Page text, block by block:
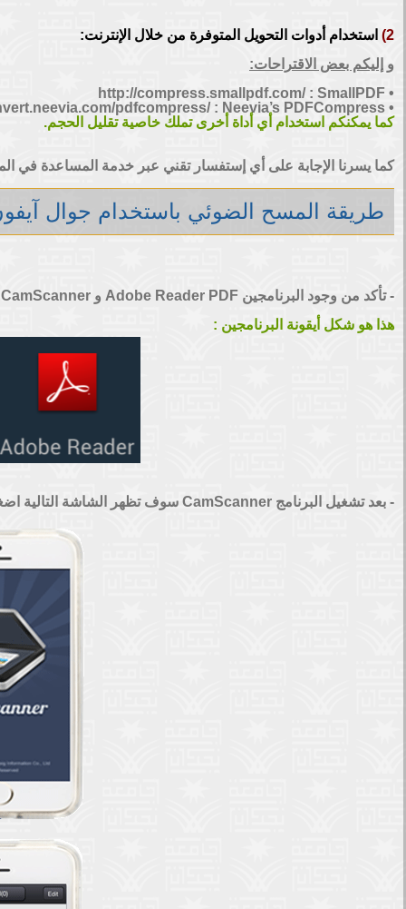
2)
استخدام أدوات التحويل المتوفرة من خلال الإنترنت:
و إليكم بعض الاقتراحات:
• http://compress.smallpdf.com/ : SmallPDF
• http://convert.neevia.com/pdfcompress/ : Neevia’s PDFCompress
كما يمكنكم استخدام أي أداة أخرى تملك خاصية تقليل الحجم.
كما يسرنا الإجابة على أي إستفسار تقني عبر خدمة المساعدة في
طريقة المسح الضوئي باستخدام جوال
- تأكد من وجود البرنامجين Adobe Reader PDF و CamScanner على جهازك. فإذا لم يكون موجودين قم بتحميلهم من Apple Store .
هذا هو شكل أيقونة البرنامجين :
- بعد تشغيل البرنامج CamScanner سوف تظهر الشاشة التالية اضغط على أيقونة Capture كما هو موضح في الصورة.